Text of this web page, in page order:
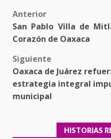
Post
navigation
Anterior
San Pablo Villa de
Corazón de Oaxaca
Siguiente
Oaxaca de Juárez
estrategia integral
municipal
HISTORIAS